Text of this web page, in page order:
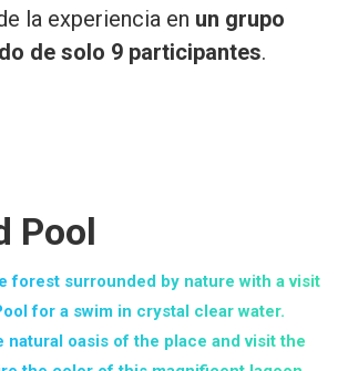
la experiencia en un grupo
de solo 9 participantes.
Pool
forest surrounded by nature with a visit
for a swim in crystal clear water.
natural oasis of the place and visit the